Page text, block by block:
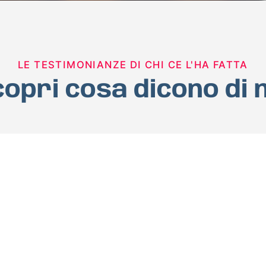
LE TESTIMONIANZE DI CHI CE L'HA FATTA
cosa dicono di